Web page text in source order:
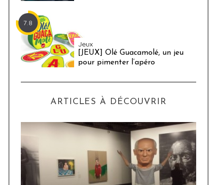
7.8
Jeux
[JEUX] Olé Guacamolé, un jeu
pour pimenter l’apéro
ARTICLES À DÉCOUVRIR